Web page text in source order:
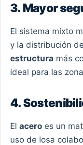
3. Mayor
El sistema mixto
y la distribución
estructura más
ideal para las
4.
El acero es un
uso de losa